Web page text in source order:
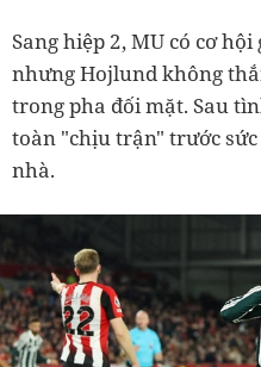
Sang hiệp 2, MU có cơ
nhưng Hojlund không
trong pha đối mặt. Sau
toàn "chịu trận" trước
nhà.